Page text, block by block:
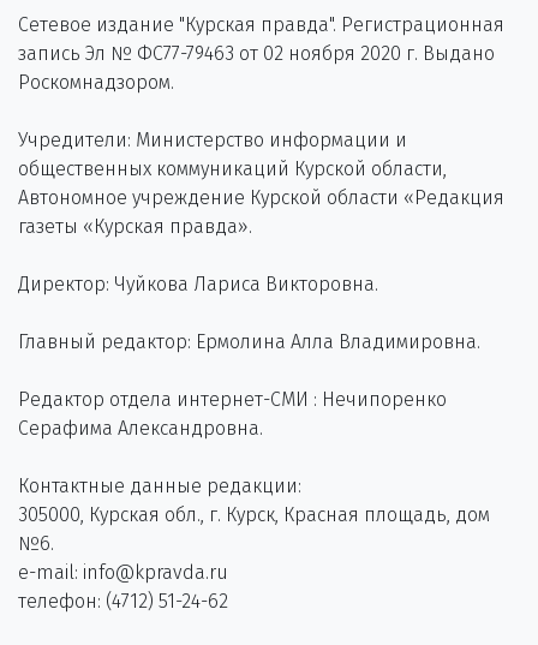
Сетевое издание "Курская правда". Регистрационная
запись Эл № ФС77-79463 от 02 ноября 2020 г. Выдано
Роскомнадзором.
Учредители: Министерство информации и
общественных коммуникаций Курской области,
Автономное учреждение Курской области «Редакция
газеты «Курская правда».
Директор: Чуйкова Лариса Викторовна.
Главный редактор: Ермолина Алла Владимировна.
Редактор отдела интернет-СМИ : Нечипоренко
Серафима Александровна.
Контактные данные редакции:
305000, Курская обл., г. Курск, Красная площадь, дом
№6.
e-mail: info@kpravda.ru
телефон: (4712) 51-24-62